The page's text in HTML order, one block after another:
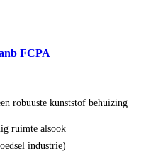
FCPA
robuuste kunststof behuizing
ruimte alsook
industrie)